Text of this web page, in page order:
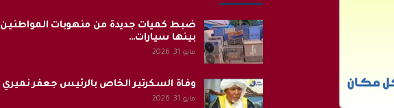
ضبط كميات جديدة من منهوبات المواطنين
بينها سيارات…
مايو 31, 2026
وفاة السكرتير الخاص بالرئيس جعفر نميري
مايو 31, 2026